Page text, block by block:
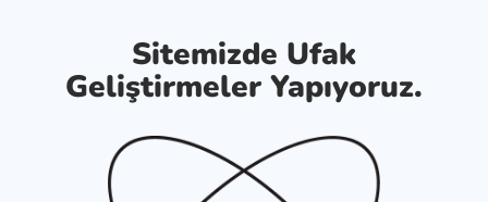
Sitemizde Ufak
Geliştirmeler Yapıyoruz.